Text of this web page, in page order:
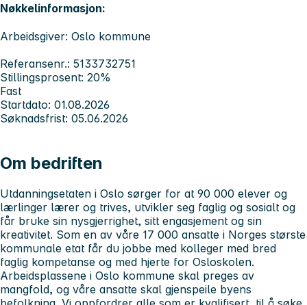
Nøkkelinformasjon:
Arbeidsgiver: Oslo kommune
Referansenr.: 5133732751
Stillingsprosent: 20%
Fast
Startdato: 01.08.2026
Søknadsfrist: 05.06.2026
Om bedriften
Utdanningsetaten i Oslo sørger for at 90 000 elever og
lærlinger lærer og trives, utvikler seg faglig og sosialt og
får bruke sin nysgjerrighet, sitt engasjement og sin
kreativitet. Som en av våre 17 000 ansatte i Norges største
kommunale etat får du jobbe med kolleger med bred
faglig kompetanse og med hjerte for Osloskolen.
Arbeidsplassene i Oslo kommune skal preges av
mangfold, og våre ansatte skal gjenspeile byens